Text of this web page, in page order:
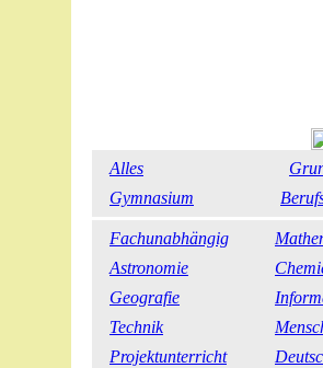
Alles
Gymnasium
Fachunabhängig
Astronomie
Geografie
Technik
Projektunterricht